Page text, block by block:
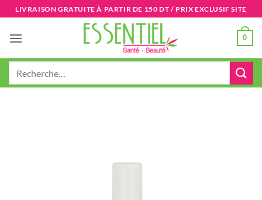
Passer
au
contenu
LIVRAISON GRATUITE À PARTIR DE 150 DT / PRIX EXCLUSIF SITE
0